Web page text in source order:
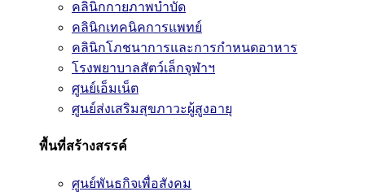
คลินิกกายภาพบำบัด
คลินิกเทคนิคการแพทย์
คลินิกโภชนาการและการกำหนดอาหาร
โรงพยาบาลสัตว์เล็กจุฬาฯ
ศูนย์เอ็มเน็ต
ศูนย์ส่งเสริมสุขภาวะผู้สูงอายุ
พื้นที่สร้างสรรค์
ศูนย์พันธกิจเพื่อสังคม